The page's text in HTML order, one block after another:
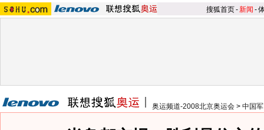
搜狐首页-新闻 -
奥运频道-2008北京奥运会 > 中国